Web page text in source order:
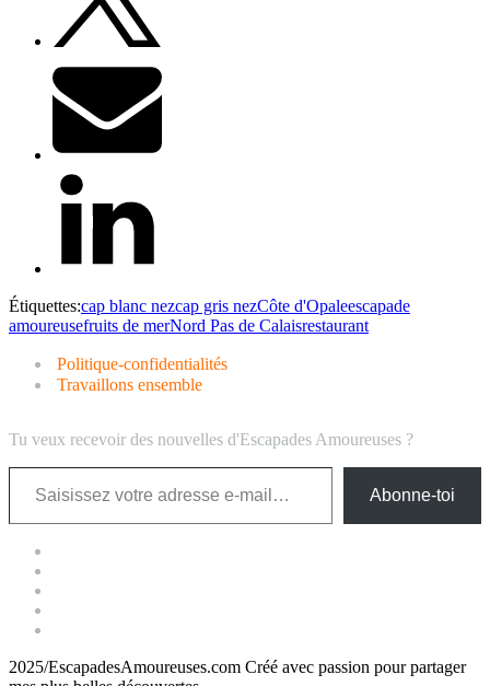
Étiquettes:cap blanc nezcap gris nezCôte d'Opaleescapade
amoureusefruits de merNord Pas de Calaisrestaurant
Politique-confidentialités
Travaillons ensemble
Tu veux recevoir des nouvelles d'Escapades Amoureuses ?
Saisissez votre adresse e-mail…
Abonne-toi
2025/EscapadesAmoureuses.com Créé avec passion pour partager